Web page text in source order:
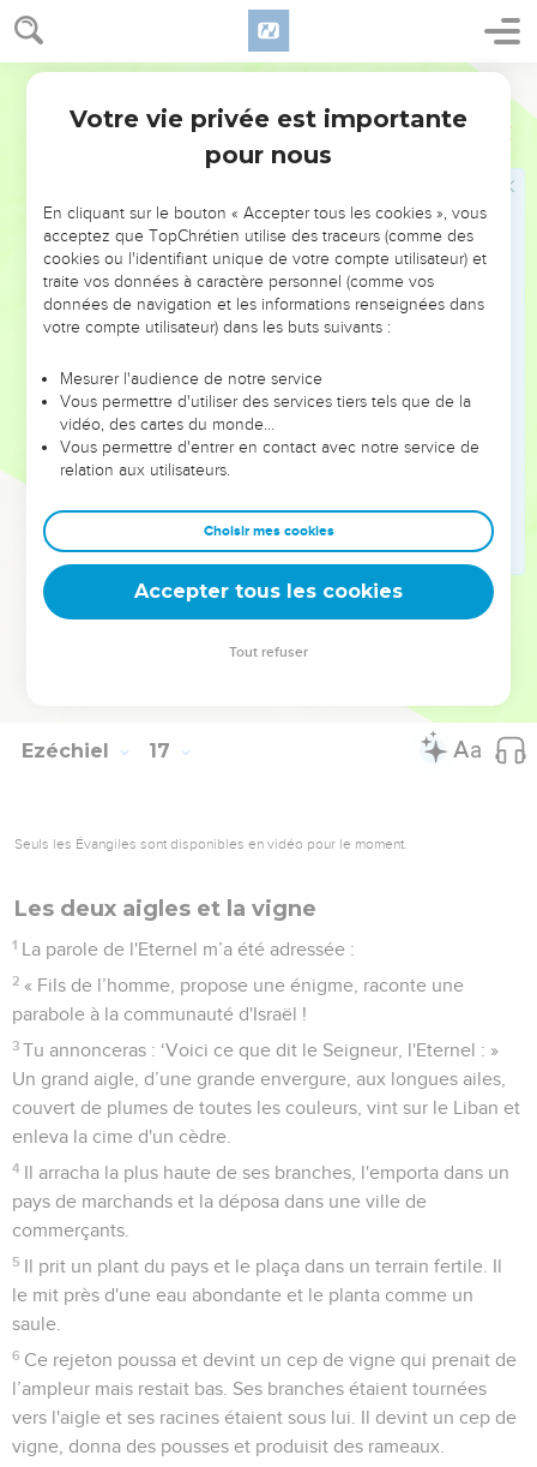
Ezéchiel 16
57 avant que ta méchanceté ne soit dévoilée. Comme elle,
c’est le moment de recevoir les insultes des filles de la Syrie
et des environs, des filles des Philistins, de celles qui tout
autour te méprisent.
Tu dois supporter les conséquences de tes actes
scandaleux et de tes pratiques abominables, déclare
l'Eternel.
» En effet, voici ce que dit le Seigneur, l'Eternel : J'agirai
envers toi comme tu as agi, toi qui as ignoré ton
engagement en violant l'alliance.
Quant à moi, je me souviendrai de mon alliance, conclue
alliance éternelle.
Tu te souviendras de ta conduite et tu en éprouveras un
sentiment d’humiliation quand tu recevras tes sœurs, les
grandes comme les petites. Je te les donnerai pour filles,
mais pas sur la base de ton alliance.
J’établirai moi-même mon alliance avec toi, et tu
reconnaîtras que je suis l'Eternel.
Ainsi, quand je t’aurai pardonné tout ce que tu as fait, tu te
souviendras du passé, tu en auras honte et tu n'ouvriras plus
Ezéchiel 17
Seuls les Évangiles sont disponibles en vidéo pour le moment.
Les deux aigles et la vigne
1 La parole de l'Eternel m’a été adressée :
2 « Fils de l’homme, propose une énigme, raconte une
parabole à la communauté d'Israël !
3 Tu annonceras : ‘Voici ce que dit le Seigneur, l'Eternel : »
Un grand aigle, d’une grande envergure, aux longues ailes,
couvert de plumes de toutes les couleurs, vint sur le Liban et
enleva la cime d'un cèdre.
4 Il arracha la plus haute de ses branches, l'emporta dans un
pays de marchands et la déposa dans une ville de
commerçants.
5 Il prit un plant du pays et le plaça dans un terrain fertile. Il
le mit près d'une eau abondante et le planta comme un
saule.
6 Ce rejeton poussa et devint un cep de vigne qui prenait de
l’ampleur mais restait bas. Ses branches étaient tournées
vers l'aigle et ses racines étaient sous lui. Il devint un cep de
vigne, donna des pousses et produisit des rameaux.
Votre vie privée est importante
pour nous
En cliquant sur le bouton « Accepter tous les cookies », vous
acceptez que TopChrétien utilise des traceurs (comme des
cookies ou l'identifiant unique de votre compte utilisateur) et
traite vos données à caractère personnel (comme vos
données de navigation et les informations renseignées dans
votre compte utilisateur) dans les buts suivants :
Mesurer l'audience de notre service
Vous permettre d'utiliser des services tiers tels que de la
vidéo, des cartes du monde…
Vous permettre d'entrer en contact avec notre service de
relation aux utilisateurs.
Choisir mes cookies
Accepter tous les cookies
Tout refuser